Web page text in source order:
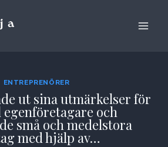
ENTREPRENÖRER
ut sina utmärkelser för
och
små och medelstora
med hjälp av…